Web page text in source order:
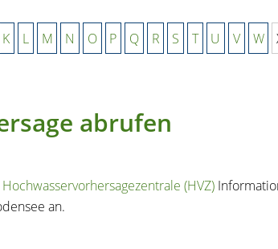
K L M N O P Q R S T U V W
abrufen
Hochwasservorhersagezentrale (HVZ)
an.